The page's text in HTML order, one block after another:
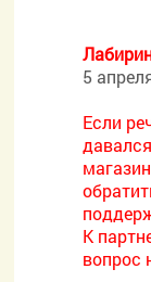
5
Если
К
вопрос